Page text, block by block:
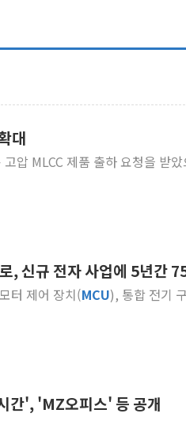
美 고용 쇼크에 엔화 장중 급
[AI MY 뉴스] 뉴욕 반도체주
[종합] 美 7월 고용 2만3000
보훈부, 미 DPAA와 MOU…
트럼프, 中 겨냥 폴리실리콘
[사진] 빈살만과 에르도안의 만
대
압 MLCC 제품 출하 요청을 받
, 신규 전자 사업에 5년간
터 제어 장치(MCU), 통합 전기
간', 'MZ오피스' 등 공개